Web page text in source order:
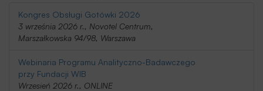
Kongres Obsługi Gotówki 2026
3 września 2026 r., Novotel Centrum,
Marszałkowska 94/98, Warszawa
Webinaria Programu Analityczno-Badawczego
przy Fundacji WIB
Wrzesień 2026 r., ONLINE